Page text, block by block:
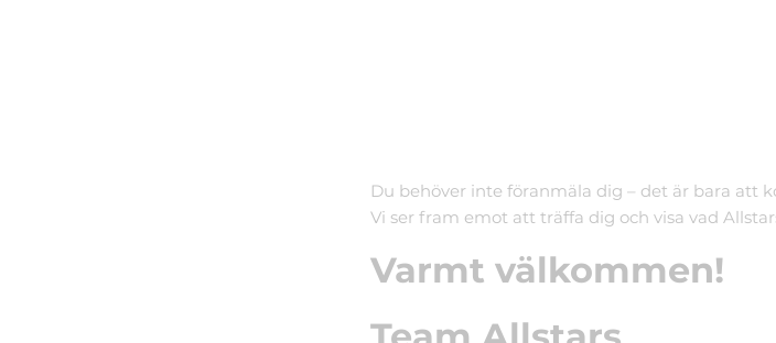
Du behöver inte föranmäla dig – det är bara att
Vi ser fram emot att träffa dig och visa vad
Varmt välkommen!